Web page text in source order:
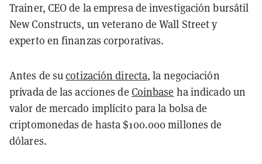
Trainer, CEO de la empresa de investigación bursátil
New Constructs, un veterano de Wall Street y
experto en finanzas corporativas.
Antes de sucotización directa, la negociación
privada de las acciones de Coinbase ha indicado un
valor de mercado implícito para la bolsa de
criptomonedas de hasta $100.000 millones de
dólares.